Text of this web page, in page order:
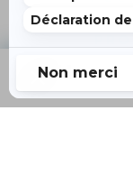
Accueil